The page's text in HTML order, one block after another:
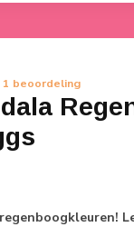
1 beoordeling